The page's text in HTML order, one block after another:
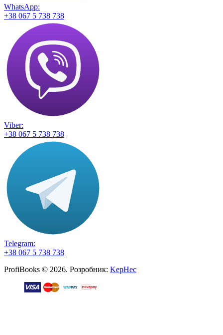
WhatsApp:
+38 067 5 738 738
Viber:
+38 067 5 738 738
Telegram:
+38 067 5 738 738
ProfiBooks © 2026. Розробник: KepHec